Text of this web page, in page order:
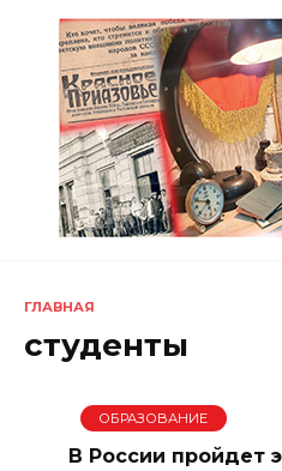
ГЛАВНАЯ
студенты
ОБРАЗОВАНИЕ
В России пройдет